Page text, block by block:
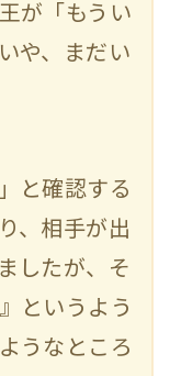
が「もうい
や、まだい
と確認する
、相手が出
したが、そ
というよう
ようなところ